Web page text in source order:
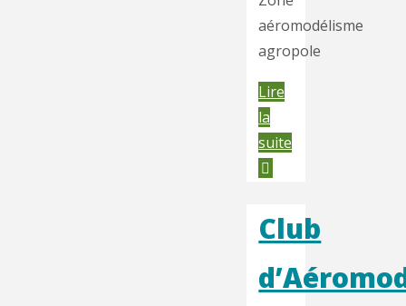
aéromodélisme
agropole
Lire
la
suite
l’Agenais"
Club